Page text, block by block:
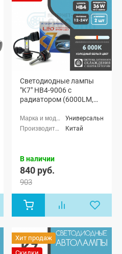
Светодиодные лампы
"K7" HB4-9006 с
радиатором (6000LM,
Универсальные
Китай
В наличии
840 руб.
903
Хит продаж